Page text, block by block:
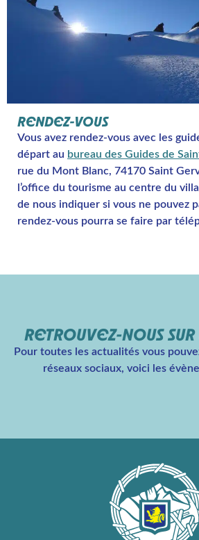
RENDEZ-VOUS
Vous avez rendez-vous avec les
départ au bureau des Guides de
rue du Mont Blanc, 74170 Saint
l’office du tourisme au centre du
de nous indiquer si vous ne pouvez
rendez-vous pourra se faire par
RETROUVEZ-NOUS
Pour toutes les actualités vous
réseaux sociaux, voici les